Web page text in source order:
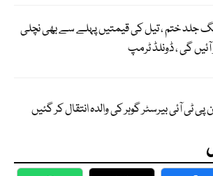
جلد ختم ، تیل کی قیمتیں پہلے سے بھی نچلی
گی ، ڈونلڈ ٹرمپ
ٹی آئی بیرسٹر گوہر کی والدہ انتقال کر گئیں